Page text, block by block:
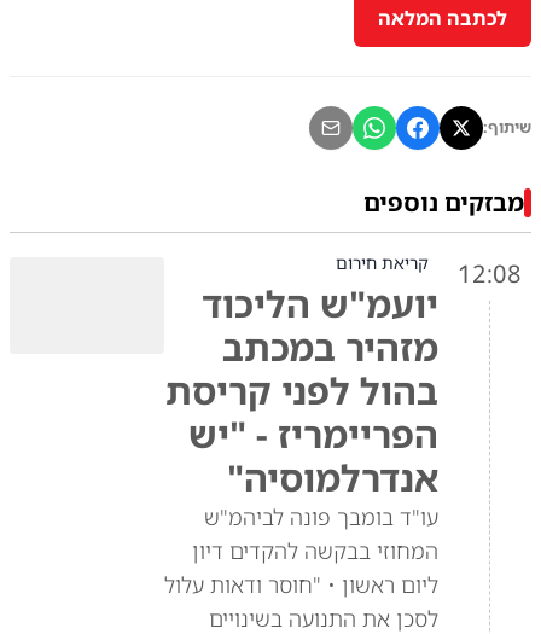
לכתבה המלאה
שיתוף:
מבזקים נוספים
12:08 קריאת חירום
יועמ"ש הליכוד
מזהיר במכתב
בהול לפני קריסת
הפריימריז - "יש
אנדרלמוסיה"
עו"ד בומבך פונה לביהמ"ש
המחוזי בבקשה להקדים דיון
ליום ראשון • "חוסר ודאות עלול
לסכן את התנועה בשינויים